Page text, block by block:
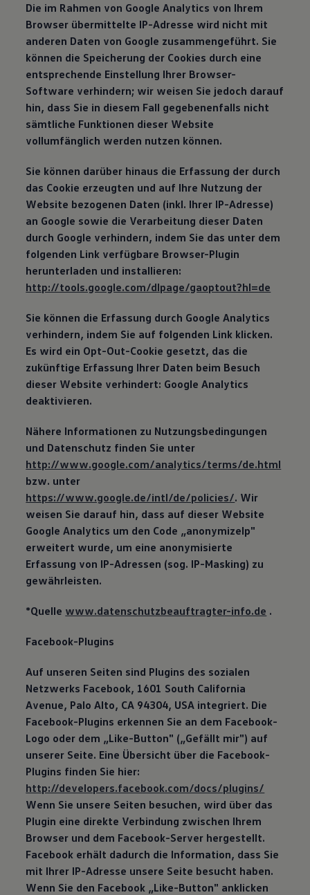
Die im Rahmen von Google Analytics von Ihrem
Browser übermittelte IP-Adresse wird nicht mit
anderen Daten von Google zusammengeführt. Sie
können die Speicherung der Cookies durch eine
entsprechende Einstellung Ihrer Browser-
Software verhindern; wir weisen Sie jedoch darauf
hin, dass Sie in diesem Fall gegebenenfalls nicht
sämtliche Funktionen dieser Website
vollumfänglich werden nutzen können.
Sie können darüber hinaus die Erfassung der durch
das Cookie erzeugten und auf Ihre Nutzung der
Website bezogenen Daten (inkl. Ihrer IP-Adresse)
an Google sowie die Verarbeitung dieser Daten
durch Google verhindern, indem Sie das unter dem
folgenden Link verfügbare Browser-Plugin
herunterladen und installieren:
http://tools.google.com/dlpage/gaoptout?hl=de
Sie können die Erfassung durch Google Analytics
verhindern, indem Sie auf folgenden Link klicken.
Es wird ein Opt-Out-Cookie gesetzt, das die
zukünftige Erfassung Ihrer Daten beim Besuch
dieser Website verhindert: Google Analytics
deaktivieren.
Nähere Informationen zu Nutzungsbedingungen
und Datenschutz finden Sie unter
http://www.google.com/analytics/terms/de.html
bzw. unter
https://www.google.de/intl/de/policies/. Wir
weisen Sie darauf hin, dass auf dieser Website
Google Analytics um den Code „anonymizeIp"
erweitert wurde, um eine anonymisierte
Erfassung von IP-Adressen (sog. IP-Masking) zu
gewährleisten.
*Quelle www.datenschutzbeauftragter-info.de .
Facebook-Plugins
Auf unseren Seiten sind Plugins des sozialen
Netzwerks Facebook, 1601 South California
Avenue, Palo Alto, CA 94304, USA integriert. Die
Facebook-Plugins erkennen Sie an dem Facebook-
Logo oder dem „Like-Button" („Gefällt mir") auf
unserer Seite. Eine Übersicht über die Facebook-
Plugins finden Sie hier:
http://developers.facebook.com/docs/plugins/
Wenn Sie unsere Seiten besuchen, wird über das
Plugin eine direkte Verbindung zwischen Ihrem
Browser und dem Facebook-Server hergestellt.
Facebook erhält dadurch die Information, dass Sie
mit Ihrer IP-Adresse unsere Seite besucht haben.
Wenn Sie den Facebook „Like-Button" anklicken